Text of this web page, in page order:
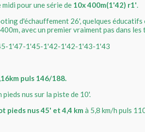
midi pour une série de 10x 400m(1'42) r1'.
d'échauffement 26', quelques éducatifs
avec un premier vraiment pas dans les
1'47-1'45-1'42-1'42-1'43-1'43
puls 146/188.
nus sur la piste de 10'.
pieds nus 45' et 4,4 km à 5,8 km/h puls